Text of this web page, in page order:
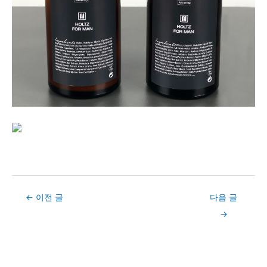
Post← 이전 글
다음 글
→